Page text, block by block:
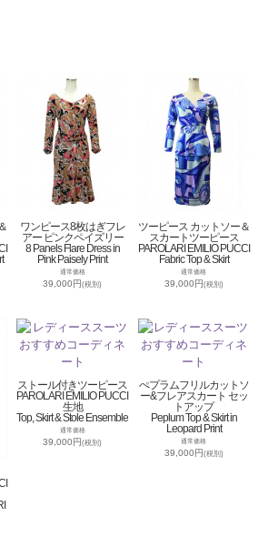
ワンピース8枚はぎフレ
アー ピンクペイズリー
8 Panels Flare Dress in
Pink Paisely Print
通常価格
39,000円(税別)
ツーピース カットソー＆
スカートツーピース
PAROLARI EMILIO PUCCI
Fabric Top & Skirt
通常価格
39,000円(税別)
ストール付きツーピース
PAROLARI EMILIO PUCCI
生地
Top, Skirt & Stole Ensemble
通常価格
39,000円(税別)
ぺプラムフリルカットソ
ー&フレアスカート セッ
トアップ
Peplum Top & Skirt in
Leopard Print
通常価格
39,000円(税別)